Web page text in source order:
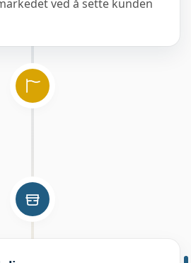
ved å sette kunden